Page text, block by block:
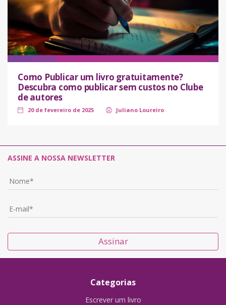
Como Publicar um livro gratuitamente?
Descubra como publicar sem custos no Clube
de autores
20 de fevereiro de 2025 Juliano Loureiro
ASSINE A NOSSA NEWSLETTER
Assinar
Categorias
Escrever um livro